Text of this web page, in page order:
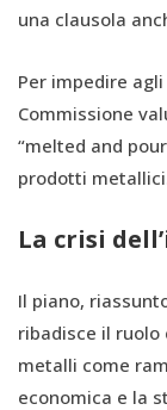
una clausola
Per impedire
Commissione
“melted and
prodotti
La crisi
Il piano,
ribadisce il ruolo
metalli come
economica e la